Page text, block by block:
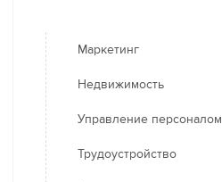
Маркетинг
Недвижимость
Управление персоналом
Трудоустройство